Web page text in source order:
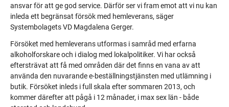
ansvar för att ge god service. Därför ser vi fram emot att vi nu kan
inleda ett begränsat försök med hemleverans, säger
Systembolagets VD Magdalena Gerger.
Försöket med hemleverans utformas i samråd med erfarna
alkoholforskare och i dialog med lokalpolitiker. Vi har också
eftersträvat att få med områden där det finns en vana av att
använda den nuvarande e-beställningstjänsten med utlämning i
butik. Försöket inleds i full skala efter sommaren 2013, och
kommer därefter att pågå i 12 månader, i max sex län - både